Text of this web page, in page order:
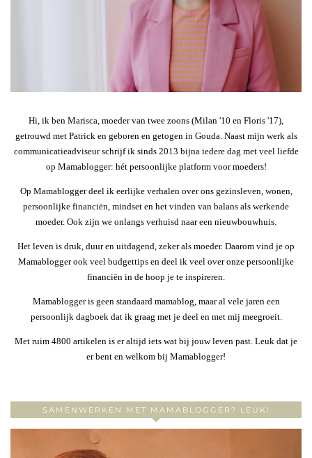
Hi, ik ben Marisca, moeder van twee zoons (Milan '10 en Floris '17),
getrouwd met Patrick en geboren en getogen in Gouda. Naast mijn werk als
communicatieadviseur schrijf ik sinds 2013 bijna iedere dag met veel liefde
op Mamablogger: hét persoonlijke platform voor moeders!
Op Mamablogger deel ik eerlijke verhalen over ons gezinsleven, wonen,
persoonlijke financiën, mindset en het vinden van balans als werkende
moeder. Ook zijn we onlangs verhuisd naar een nieuwbouwhuis.
Het leven is druk, duur en uitdagend, zeker als moeder. Daarom vind je op
Mamablogger ook veel budgettips en deel ik veel over onze persoonlijke
financiën in de hoop je te inspireren.
Mamablogger is geen standaard mamablog, maar al vele jaren een
persoonlijk dagboek dat ik graag met je deel en met mij meegroeit.
Met ruim 4800 artikelen is er altijd iets wat bij jouw leven past. Leuk dat je
er bent en welkom bij Mamablogger!
SAMENWERKEN MET MAMABLOGGER? LEUK!